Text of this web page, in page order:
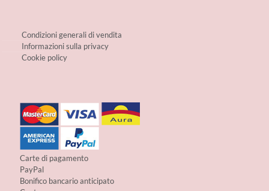
Condizioni generali di vendita
Informazioni sulla privacy
Cookie policy
Carte di pagamento
PayPal
Bonifico bancario anticipato